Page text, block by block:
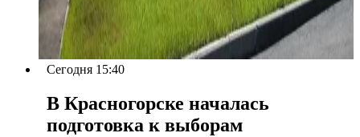
Сегодня 15:40
В Красногорске началась
подготовка к выборам